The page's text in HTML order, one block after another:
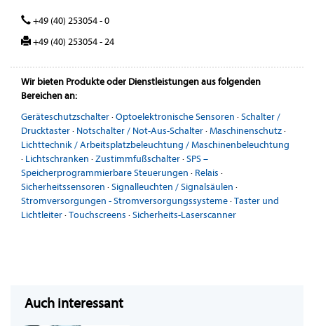
+49 (40) 253054 - 0
+49 (40) 253054 - 24
Wir bieten Produkte oder Dienstleistungen aus folgenden
Bereichen an:
Geräteschutzschalter·Optoelektronische Sensoren ·Schalter /
Drucktaster· Notschalter / Not-Aus-Schalter·Maschinenschutz·
Lichttechnik / Arbeitsplatzbeleuchtung / Maschinenbeleuchtung
· Lichtschranken ·Zustimmfußschalter·SPS –
Speicherprogrammierbare Steuerungen · Relais ·
Sicherheitssensoren ·Signalleuchten / Signalsäulen ·
Stromversorgungen - Stromversorgungssysteme·Taster und
Lichtleiter·Touchscreens ·Sicherheits-Laserscanner
Auch interessant